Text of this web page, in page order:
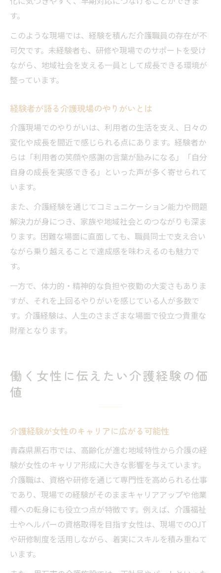
す。
このような現場では、経験を積んだ介護職員の存在が不
可欠です。未経験者も、研修や現場でのサポートを受け
ながら、地域社会を支える一員として成長できる環境が
整っています。
経験者が語る介護現場のやりがいとは
介護現場でのやりがいは、利用者の生活を支え、日々の
変化や成長を間近で感じられる点にあります。経験者か
らは「利用者の笑顔や感謝の言葉が励みになる」「自分
自身の成長を実感できる」といった声が多く寄せられて
います。
また、介護経験を通じてコミュニケーション能力や問題
解決力が身につき、家族や地域社会とのつながりも深ま
ります。困難な場面に直面しても、職員同士で支え合い
ながら乗り越えることで達成感を味わえるのも魅力で
す。
一方で、体力的・精神的な負担や夜勤の大変さもありま
すが、それを上回るやりがいを感じている人が多数で
す。介護経験は、人生のさまざまな場面で役立つ貴重な
財産となります。
働く女性に伝えたい介護経験の価
値
介護経験が女性のキャリアに広がる可能性
青森県黒石市では、高齢化が進む地域特性から介護の経
験が女性のキャリア形成に大きな影響を与えています。
介護職は、資格や研修を通じて専門性を高められる仕事
であり、現場での経験がそのままキャリアアップや他業
種への転身にも役立つ点が特徴です。例えば、介護福祉
士やヘルパーの資格取得を目指す女性は、現場でのOJT
や研修制度を活用しながら、着実にスキルを積み重ねて
います。